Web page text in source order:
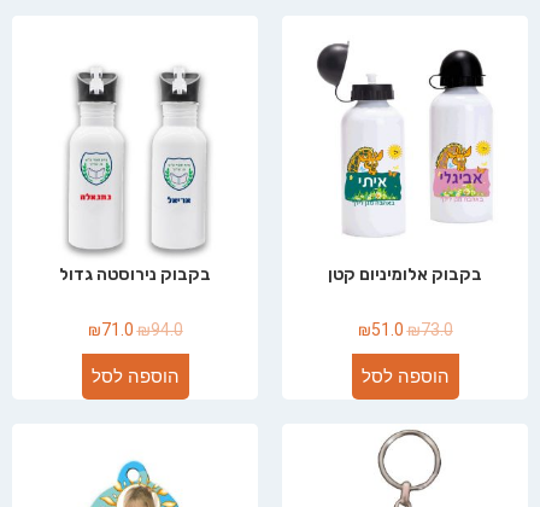
בקבוק אלומיניום קטן
₪73.0
₪51.0
הוספה לסל
בקבוק נירוסטה גדול
₪94.0
₪71.0
הוספה לסל